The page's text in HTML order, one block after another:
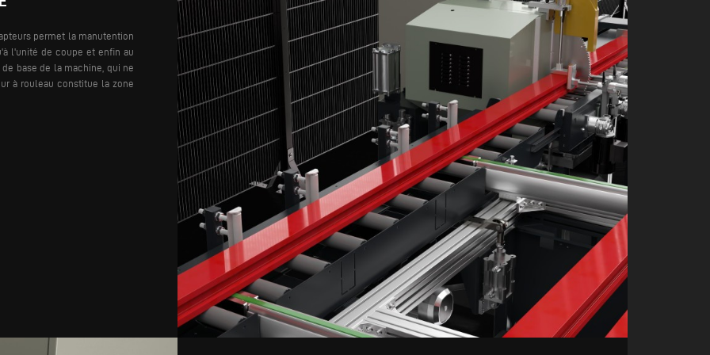
permet la manutention
l'unité de coupe et enfin au
base de la machine, qui ne
à rouleau constitue la zone